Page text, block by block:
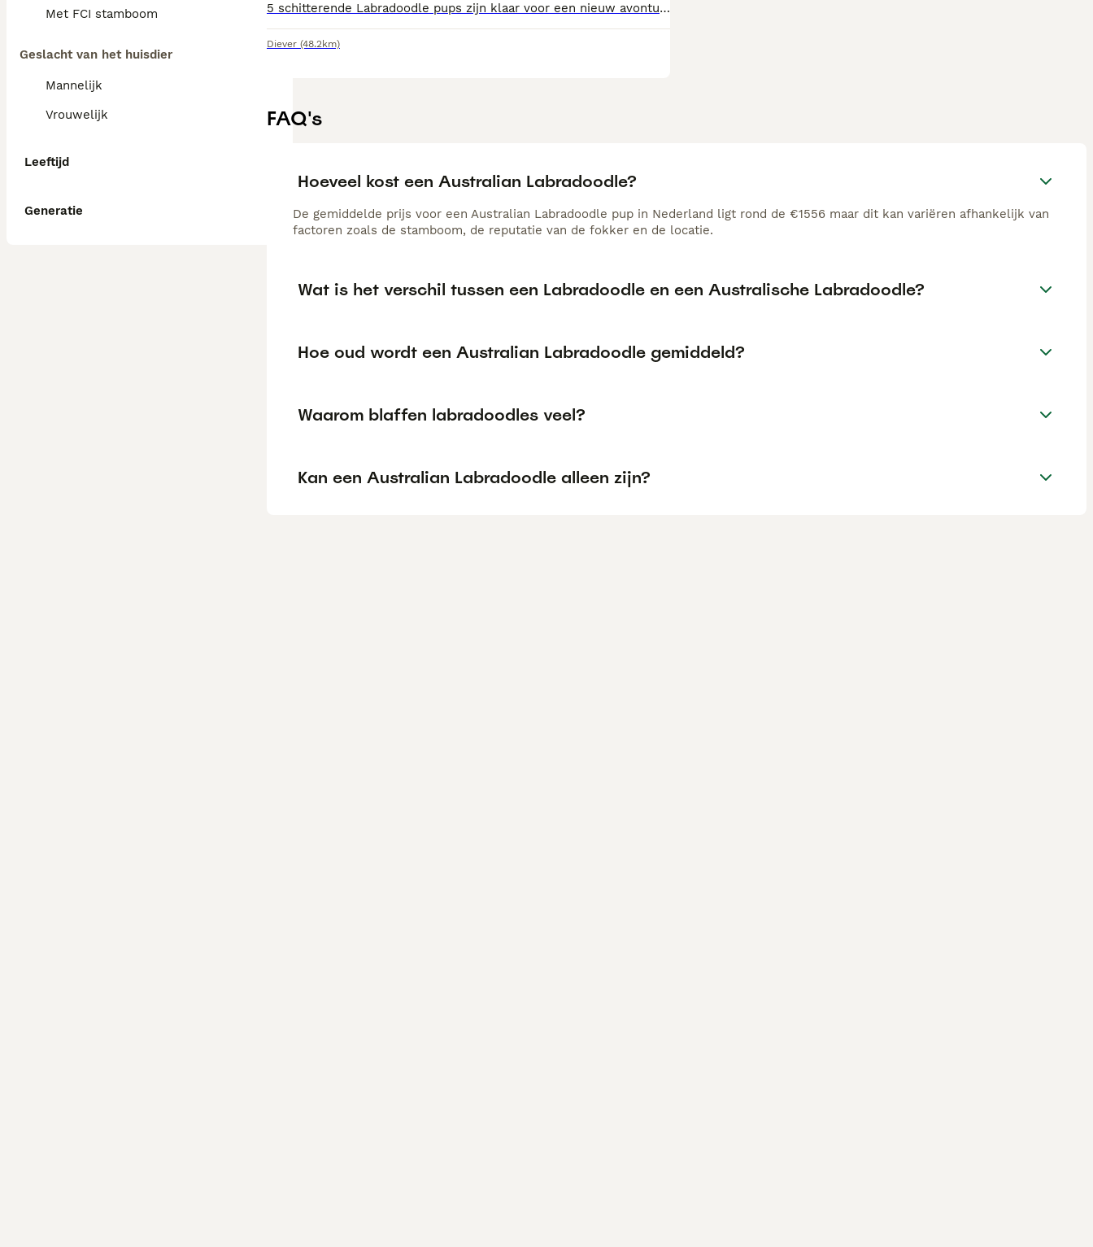
Met FCI stamboom
Geslacht van het huisdier
Mannelijk
Vrouwelijk
Leeftijd
Generatie
5 schitterende Labradoodle pups zijn klaar voor een nieuw avontuur. De E.U. paspoorten liggen klaar om mee te nemen naar hun nieuwe thuis. Ze zijn door dierenarts, gekeurd, gechipt, ontwormd en krijgen hun laatste inentingen voor vertrek. Beide ouders (Storm & Puck) zijn volle Labradoodle. De pups zijn in huis geboren en hebben nu hun eigen ruimte. Buiten zijn vinden ze echt fantastisch. Ze zijn absoluut niet bang aangelegd en heerlijk nieuwsgierig. Ze zijn gewend aan andere honden. De oudere zus (volle zus, zelfde ouders) speelt lekker met ze mee. Aan de lijnlopen doen ze graag en ze vinden het natuurlijk altijd geweldig om geknuffeld te worden. Ze wachten nu alleen nog op een nieuw baasje, die goed voor ze zorgt. Helpt u ze mee aan goed onderkomen? U.B.N. nummer 8136031
Diever (48.2km)
FAQ's
Hoeveel kost een Australian Labradoodle?
De gemiddelde prijs voor een Australian Labradoodle pup in Nederland ligt rond de €1556 maar dit kan variëren afhankelijk van
factoren zoals de stamboom, de reputatie van de fokker en de locatie.
Wat is het verschil tussen een Labradoodle en een Australische Labradoodle?
Hoe oud wordt een Australian Labradoodle gemiddeld?
Waarom blaffen labradoodles veel?
Kan een Australian Labradoodle alleen zijn?